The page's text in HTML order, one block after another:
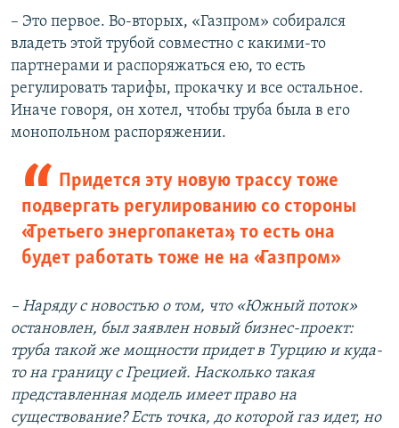
– Это первое. Во-вторых, «Газпром» собирался
владеть этой трубой совместно с какими-то
партнерами и распоряжаться ею, то есть
регулировать тарифы, прокачку и все остальное.
Иначе говоря, он хотел, чтобы труба была в его
монопольном распоряжении.
Придется эту новую трассу тоже
подвергать регулированию со стороны
«Третьего энергопакета», то есть она
будет работать тоже не на «Газпром»
– Наряду с новостью о том, что «Южный поток»
остановлен, был заявлен новый бизнес-проект:
труба такой же мощности придет в Турцию и куда-
то на границу с Грецией. Насколько такая
представленная модель имеет право на
существование? Есть точка, до которой газ идет, но